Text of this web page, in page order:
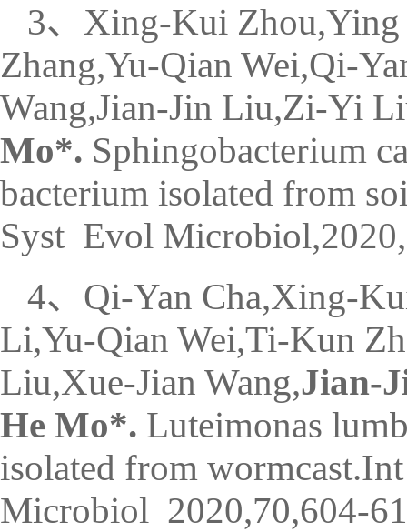
3、Xing-Kui
Zhang,Yu-Qian Wei,Qi-
Wang,Jian-Jin Liu,Zi-Yi
Mo*. Sphingobacterium
bacterium isolated from
Syst Evol
4、Qi-Yan Cha,Xing-
Li,Yu-Qian Wei,Ti-Kun
Liu,Xue-Jian Wang,Jian-
He Mo*. Luteimonas
isolated from
Microbiol 2020,70,604-